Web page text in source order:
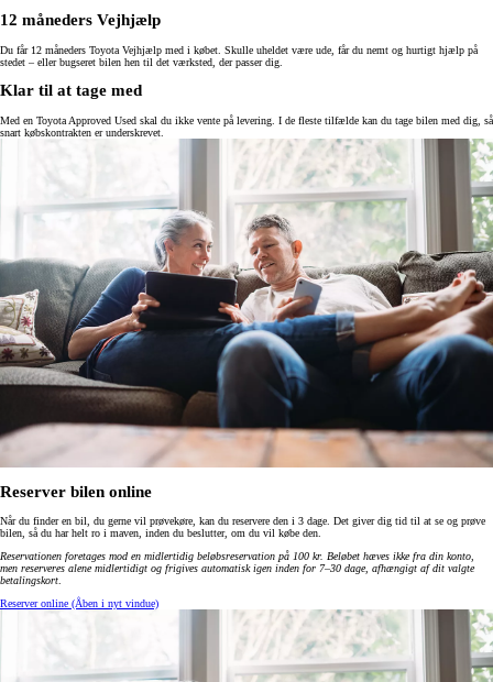
12 måneders Vejhjælp
Du får 12 måneders Toyota Vejhjælp med i købet. Skulle uheldet være ude, får du nemt og hurtigt hjælp på
stedet – eller bugseret bilen hen til det værksted, der passer dig.
Klar til at tage med
Med en Toyota Approved Used skal du ikke vente på levering. I de fleste tilfælde kan du tage bilen med dig, så
snart købskontrakten er underskrevet.
Reserver bilen online
Når du finder en bil, du gerne vil prøvekøre, kan du reservere den i 3 dage. Det giver dig tid til at se og prøve
bilen, så du har helt ro i maven, inden du beslutter, om du vil købe den.
Reservationen foretages mod en midlertidig beløbsreservation på 100 kr. Beløbet hæves ikke fra din konto,
men reserveres alene midlertidigt og frigives automatisk igen inden for 7–30 dage, afhængigt af dit valgte
betalingskort.
Reserver online (Åben i nyt vindue)